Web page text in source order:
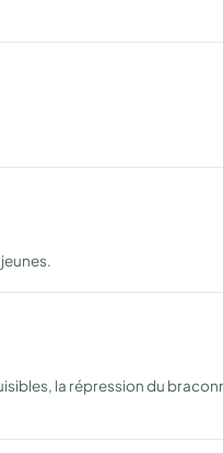
la répression du